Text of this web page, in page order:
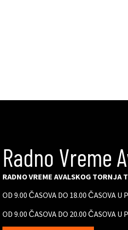
Radno Vreme
RADNO VREME AVALSKOG
OD 9.00 ČASOVA DO 18.00 ČASOVA U
OD 9.00 ČASOVA DO 20.00 ČASOVA